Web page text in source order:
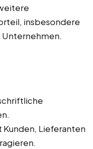
insbesondere
Lieferanten